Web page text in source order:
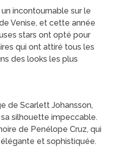
incontournable sur le
Venise, et cette année
stars ont opté pour
qui ont attiré tous les
des looks les plus
de Scarlett Johansson,
silhouette impeccable.
de Penélope Cruz, qui
et sophistiquée.